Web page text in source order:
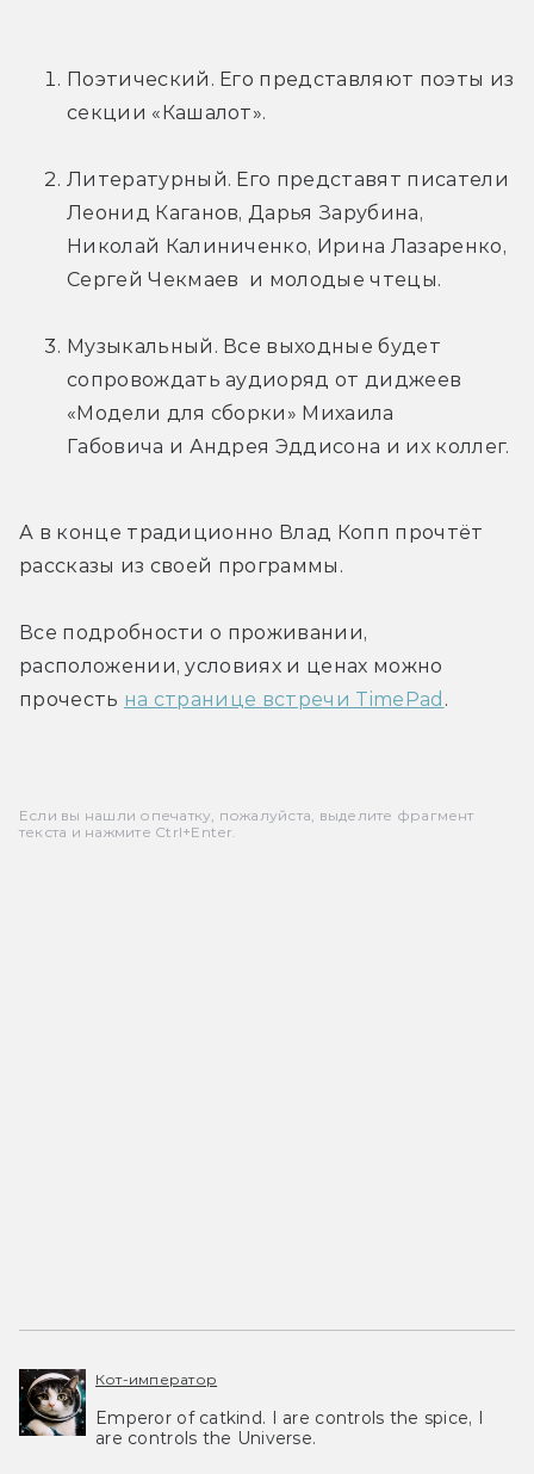
Поэтический. Его представляют поэты из
секции «Кашалот».
Литературный. Его представят писатели
Леонид Каганов, Дарья Зарубина,
Николай Калиниченко, Ирина Лазаренко,
Сергей Чекмаев  и молодые чтецы.
Музыкальный. Все выходные будет
сопровождать аудиоряд от диджеев
«Модели для сборки» Михаила
Габовича и Андрея Эддисона и их коллег.
А в конце традиционно Влад Копп прочтёт
рассказы из своей программы.
Все подробности о проживании,
расположении, условиях и ценах можно
прочесть на странице встречи TimePad .
Если вы нашли опечатку, пожалуйста, выделите фрагмент
текста и нажмите Ctrl+Enter.
Кот-император
Emperor of catkind. I are controls the spice, I
are controls the Universe.